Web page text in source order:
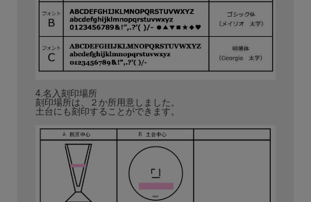
4.名入刻印場所
刻印場所は、２か所用意しました。
土台にも刻印することができます。